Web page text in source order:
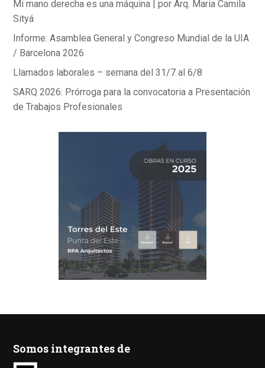
Mi mano derecha es una máquina | por Arq. Maria Camila
Sityá
Informe: Asamblea General y Congreso Mundial de la UIA
/ Barcelona 2026
Llamados laborales – semana del 31/7 al 6/8
SARQ 2026: Prórroga para la convocatoria a Presentación
de Trabajos Profesionales
Somos integrantes de